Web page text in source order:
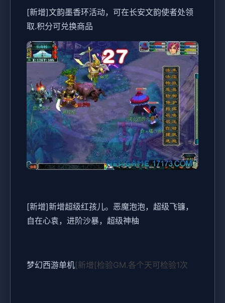
[新增]文韵墨香环活动，可在长安文韵使者处领
取.积分可兑换商品
[新增]新增超级红孩儿。恶魔泡泡，超级飞镰，
自在心袁，进阶沙暴，超级神柚
梦幻西游单机[新增[检验GM.各个天可检验1次